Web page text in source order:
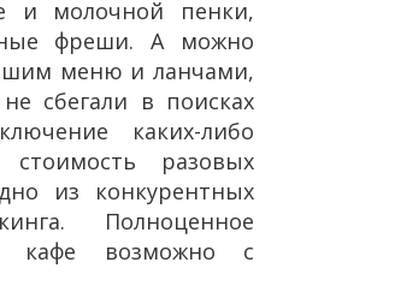
и молочной пенки,
фреши. А можно
меню и ланчами,
сбегали в поисках
каких-либо
стоимость разовых
из конкурентных
Полноценное
кафе возможно с